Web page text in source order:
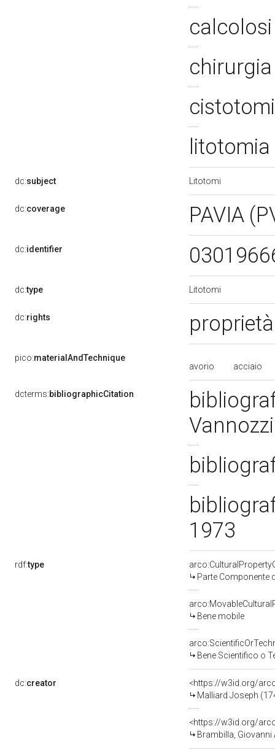
litotomia
dc:subject Litotomi
dc:coverage PAVIA
dc:identifier
dc:type Litotomi
dc:rights
pico:materialAndTechnique
avorio
acciaio
dcterms:bibliographicCitation
1973
rdf:type
Parte Componente
Bene mobile
Bene Scientifico o
dc:creator
<https://w3id.org/
Malliard Joseph
<https://w3id.org/
Brambilla,